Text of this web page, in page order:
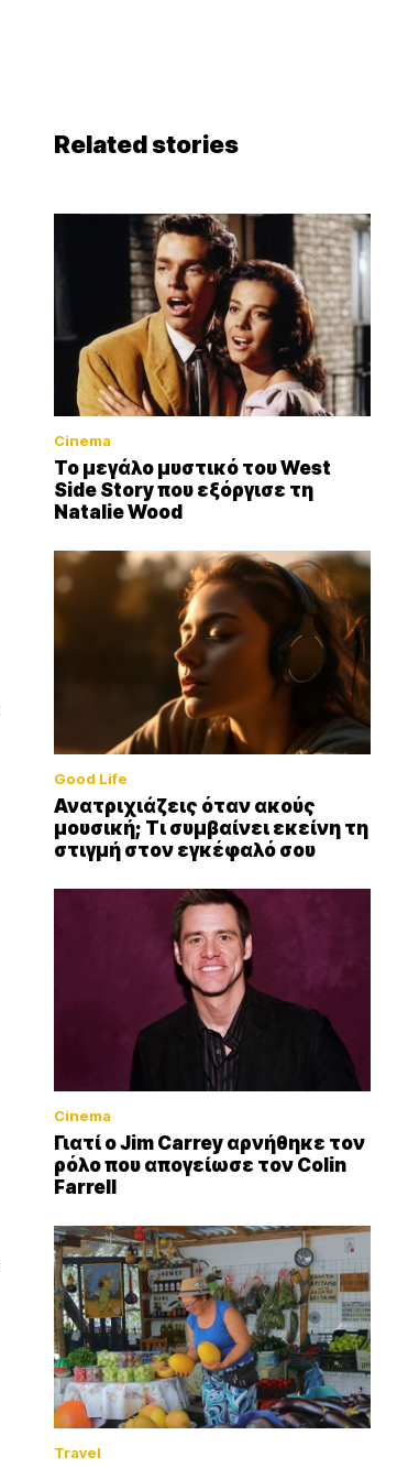
Related stories
Cinema
Το μεγάλο μυστικό του West
Side Story που εξόργισε τη
Natalie Wood
Good Life
Ανατριχιάζεις όταν ακούς
μουσική; Τι συμβαίνει εκείνη τη
στιγμή στον εγκέφαλό σου
Cinema
Γιατί ο Jim Carrey αρνήθηκε τον
ρόλο που απογείωσε τον Colin
Farrell
Travel